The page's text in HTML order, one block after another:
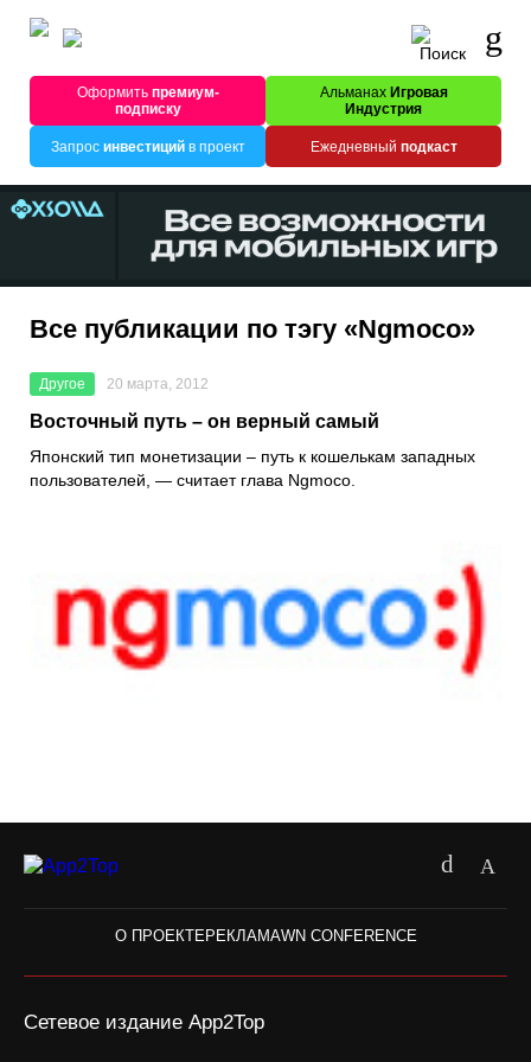
Оформитьпремиум-
подписку
Альманах Игровая
Индустрия
Запрос инвестицийв проект Ежедневный подкаст
Все публикации по тэгу «Ngmoco»
Другое 20 марта, 2012
Восточный путь – он верный самый
Японский тип монетизации – путь к кошелькам западных
пользователей, — считает глава Ngmoco.
О ПРОЕКТЕРЕКЛАМАWN CONFERENCE
Сетевое издание App2Top